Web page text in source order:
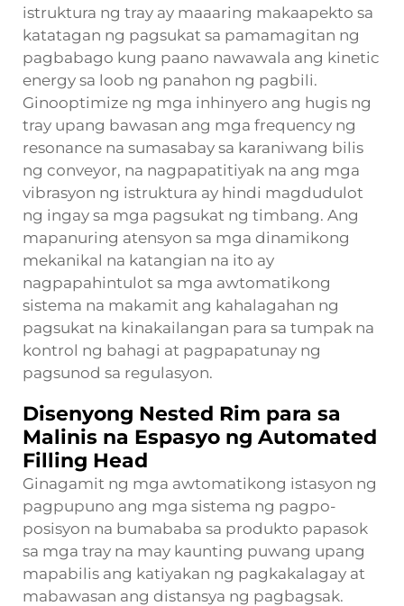
istruktura ng tray ay maaaring makaapekto sa
katatagan ng pagsukat sa pamamagitan ng
pagbabago kung paano nawawala ang kinetic
energy sa loob ng panahon ng pagbili.
Ginooptimize ng mga inhinyero ang hugis ng
tray upang bawasan ang mga frequency ng
resonance na sumasabay sa karaniwang bilis
ng conveyor, na nagpapatitiyak na ang mga
vibrasyon ng istruktura ay hindi magdudulot
ng ingay sa mga pagsukat ng timbang. Ang
mapanuring atensyon sa mga dinamikong
mekanikal na katangian na ito ay
nagpapahintulot sa mga awtomatikong
sistema na makamit ang kahalagahan ng
pagsukat na kinakailangan para sa tumpak na
kontrol ng bahagi at pagpapatunay ng
pagsunod sa regulasyon.
Disenyong Nested Rim para sa
Malinis na Espasyo ng Automated
Filling Head
Ginagamit ng mga awtomatikong istasyon ng
pagpupuno ang mga sistema ng pagpo-
posisyon na bumababa sa produkto papasok
sa mga tray na may kaunting puwang upang
mapabilis ang katiyakan ng pagkakalagay at
mabawasan ang distansya ng pagbagsak.